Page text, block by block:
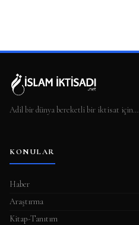
Adil bir dünya bereketli bir iktisat için…
KONULAR
Haber
Araştırma
Kitap-Tanıtım